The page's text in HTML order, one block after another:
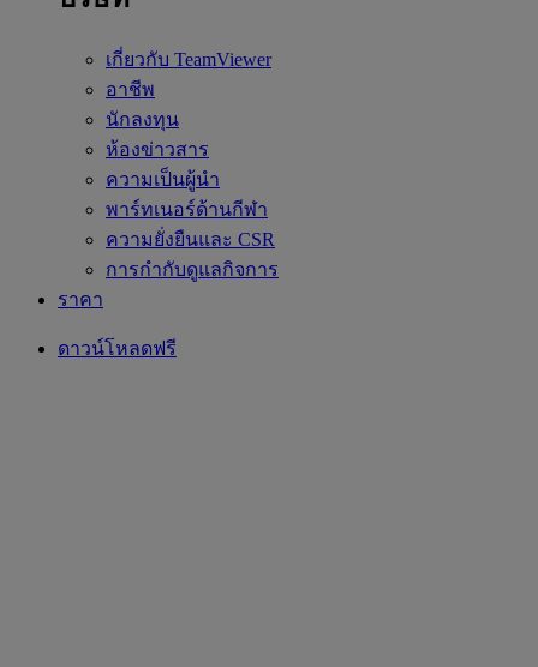
เกี่ยวกับ TeamViewer
อาชีพ
นักลงทุน
ห้องข่าวสาร
ความเป็นผู้นำ
พาร์ทเนอร์ด้านกีฬา
ความยั่งยืนและ CSR
การกำกับดูแลกิจการ
ราคา
ดาวน์โหลดฟรี